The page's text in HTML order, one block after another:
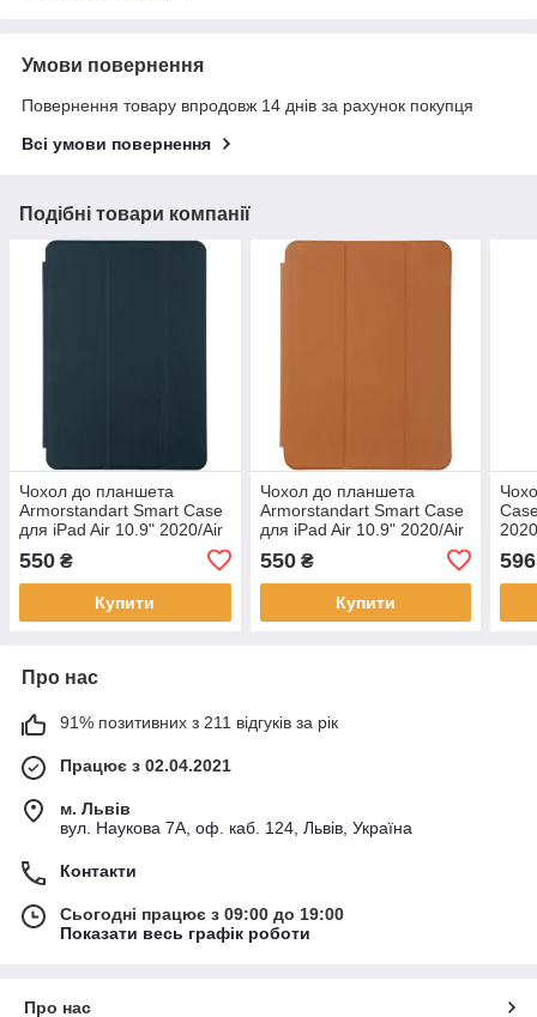
Умови повернення
Повернення товару впродовж 14 днів за рахунок покупця
Всі умови повернення
Подібні товари компанії
Чохол до планшета
Armorstandart Smart Case
для iPad Air 10.9" 2020/Air
550 ₴
Купити
Чохол до планшета
Armorstandart Smart Case
для iPad Air 10.9" 2020/Air
550₴
Купити
596
Про нас
91% позитивних з 211 відгуків за рік
Працює з 02.04.2021
м. Львів
вул. Наукова 7А, оф. каб. 124, Львів, Україна
Контакти
Сьогодні працює з 09:00 до 19:00
Показати весь графік роботи
Про нас